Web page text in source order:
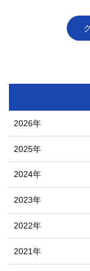
2026年
2025年
2024年
2023年
2022年
2021年